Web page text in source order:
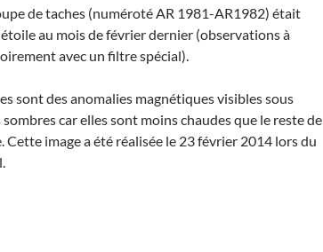
de taches (numéroté AR 1981-AR1982) était
au mois de février dernier (observations à
avec un filtre spécial).
sont des anomalies magnétiques visibles sous
car elles sont moins chaudes que le reste de
Cette image a été réalisée le 23 février 2014 lors du